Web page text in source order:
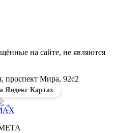
на сайте, не являются
проспект Мира, 92с2
Яндекс Картах
*
МЕТА